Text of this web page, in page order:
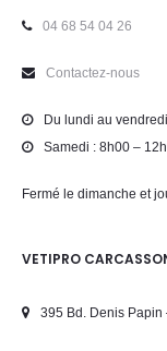
04 68 54 04 26
Contactez-nous
Du lundi au
Samedi : 8h00 –
Fermé le dimanche et
VETIPRO
395 Bd. Denis Papin